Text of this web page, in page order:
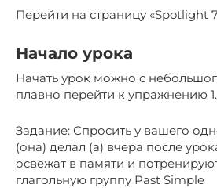
Перейти на страницу «Spotlight
Начало урока
Начать урок можно с
плавно перейти к упражнению 1.
Задание: Спросить у вашего
(она) делал (а) вчера после
освежат в памяти и
глагольную группу Past Simple